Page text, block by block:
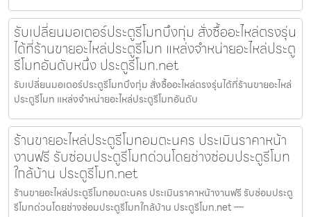
รับเปลี่ยนมอเตอร์ประตูรีโมทบึงกุ่ม สั่งซื้ออะไหล่ตรงรุ่น
ได้ที่ร้านขายอะไหล่ประตูรีโมท แหล่งจำหน่ายอะไหล่ประตู
รีโมทอันดับหนึ่ง ประตูรีโมท.net
รับเปลี่ยนมอเตอร์ประตูรีโมทบึงกุ่ม สั่งซื้ออะไหล่ตรงรุ่นได้ที่ร้านขายอะไหล่
ประตูรีโมท แหล่งจำหน่ายอะไหล่ประตูรีโมทอันดับ
ร้านขายอะไหล่ประตูรีโมทอมตะนคร ประเมินราคาหน้า
งานฟรี รับซ่อมประตูรีโมทด่วนโดยช่างซ่อมประตูรีโมท
ใกล้บ้าน ประตูรีโมท.net
ร้านขายอะไหล่ประตูรีโมทอมตะนคร ประเมินราคาหน้างานฟรี รับซ่อมประตู
รีโมทด่วนโดยช่างซ่อมประตูรีโมทใกล้บ้าน ประตูรีโมท.net —